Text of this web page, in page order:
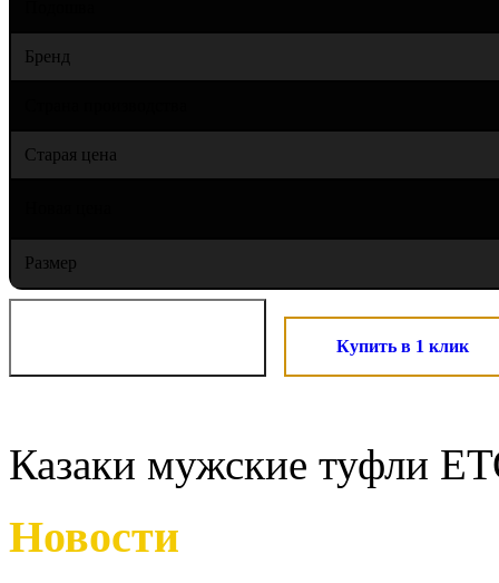
Бренд
Старая цена
Размер
Купить в 1 клик
Казаки мужские туфли
Новости